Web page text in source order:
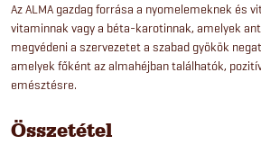
Az ALMA gazdag forrása a nyomelemeknek és
vitaminnak vagy a béta-karotinnak, amelyek
megvédeni a szervezetet a szabad gyökök
amelyek főként az almahéjban találhatók,
emésztésre.
Összetétel